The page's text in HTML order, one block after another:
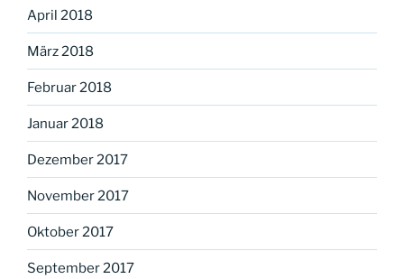
April 2018
März 2018
Februar 2018
Januar 2018
Dezember 2017
November 2017
Oktober 2017
September 2017